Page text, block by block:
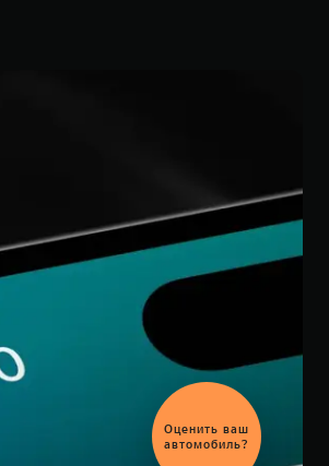
обмен
автомобиля